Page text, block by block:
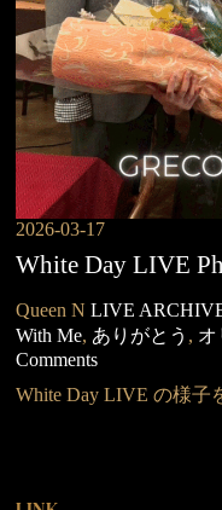
2026-03-17
White Day LIVE
Queen N LIVE
With Me, ありがとう , オ
Comments
White Day LIVE の様子